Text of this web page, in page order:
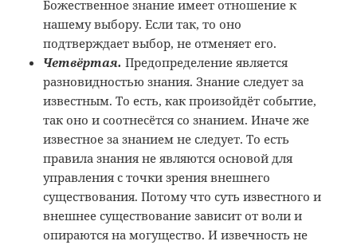
Божественное знание имеет отношение к
нашему выбору. Если так, то оно
подтверждает выбор, не отменяет его.
Четвёртая. Предопределение является
разновидностью знания. Знание следует за
известным. То есть, как произойдёт событие,
так оно и соотнесётся со знанием. Иначе же
известное за знанием не следует. То есть
правила знания не являются основой для
управления с точки зрения внешнего
существования. Потому что суть известного и
внешнее существование зависит от воли и
опираются на могущество. И извечность не